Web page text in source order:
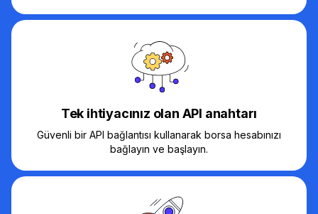
Tek ihtiyacınız olan API anahtarı
Güvenli bir API bağlantısı kullanarak borsa hesabınızı
bağlayın ve başlayın.